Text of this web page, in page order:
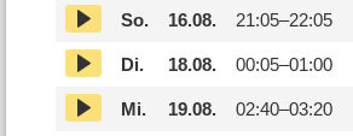
So.
16.08. 21:05–22:05
Di. 18.08. 00:05–01:00
Mi. 19.08. 02:40–03:20